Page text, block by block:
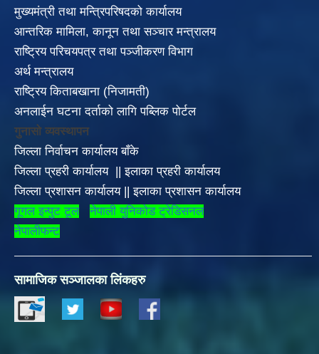
मुख्यमंत्री तथा मन्त्रिपरिषदको कार्यालय
आन्तरिक मामिला, कानून तथा सञ्चार मन्त्रालय
राष्ट्रिय परिचयपत्र तथा पञ्जीकरण विभाग
अर्थ मन्त्रालय
राष्ट्रिय किताबखाना (निजामती)
अनलाईन घटना दर्ताको लागि पब्लिक पोर्टल
गुनासो व्यवस्थापन
जिल्ला निर्वाचन कार्यालय बाँके
जिल्ला प्रहरी कार्यालय
||इलाका प्रहरी कार्यालय
जिल्ला प्रशासन कार्यालय||इलाका प्रशासन कार्यालय
गूगल इन्पुट टूल
नेपाली युनिकोड ट्रेडिसनल
नेपालीफन्ट
सामाजिक सञ्जालका लिंकहरु